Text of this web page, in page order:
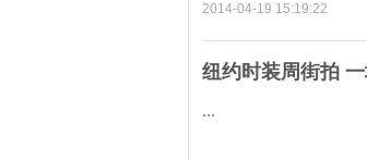
2014-04-19 15:19:22
纽约时装周街拍
...